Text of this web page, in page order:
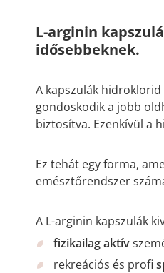
L-arginin
idősebbeknek.
A kapszulák
gondoskodik a jobb
biztosítva. Ezenkívül a
Ez tehát egy forma,
emésztőrendszer
A L-arginin kapszulák
fizikailag aktív
rekreációs és profi